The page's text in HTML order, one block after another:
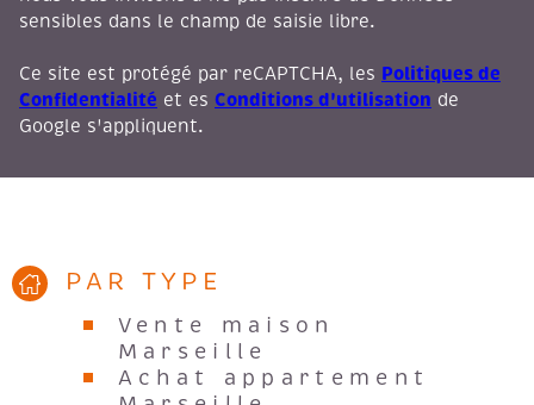
sensibles dans le champ de saisie libre.
Ce site est protégé par reCAPTCHA, les Politiques de
Confidentialité et es Conditions d'utilisation de
Google s'appliquent.
PAR TYPE
Vente maison
Marseille
Achat appartement